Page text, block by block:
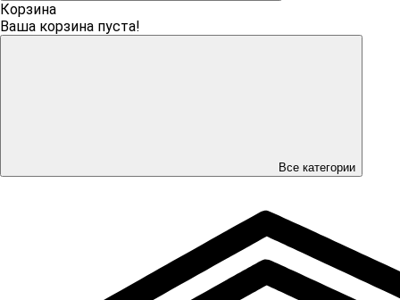
Корзина
Ваша корзина пуста!
Все категории